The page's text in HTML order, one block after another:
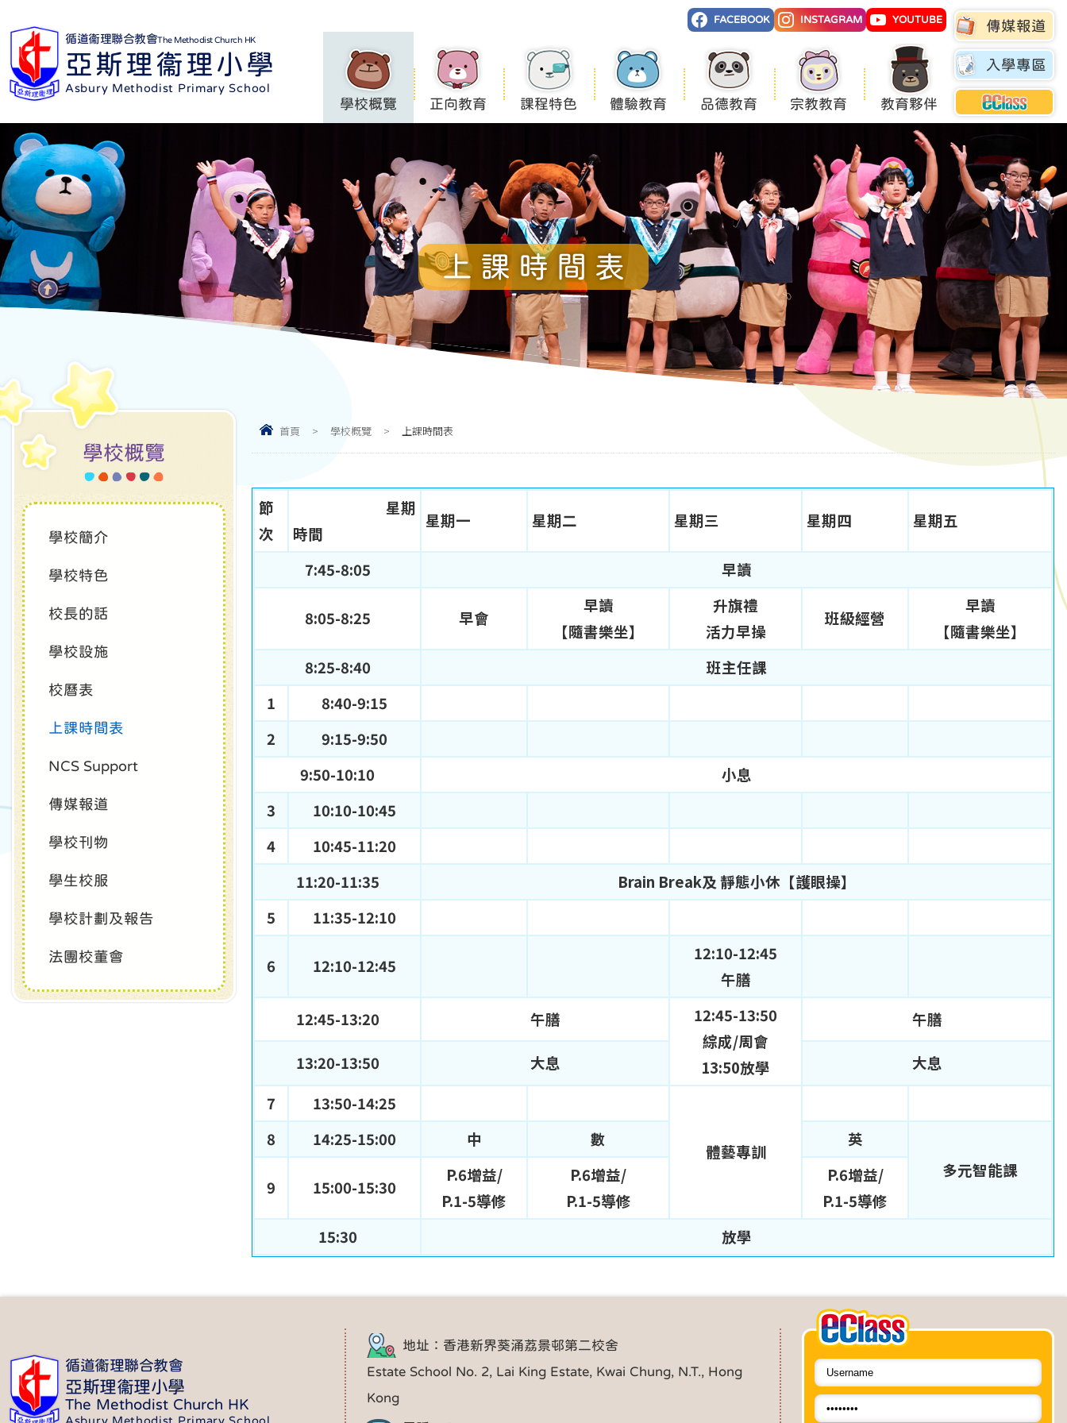
循道衞理聯合教會The Methodist Church HK
亞斯理衞理小學
Asbury Methodist Primary School
傳媒報道
入學專區
FACEBOOK INSTAGRAM YOUTUBE
學校概覽 正向教育 課程特色 體驗教育 品德教育 宗教教育 教育夥伴
上課時間表
首頁 > 學校概覽 > 上課時間表
節
次
星期
時間
星期一 星期二 星期三 星期四 星期五
7:45-8:05 早讀
8:05-8:25 早會
早讀
【隨書樂坐】
升旗禮
活力早操
班級經營
早讀
【隨書樂坐】
8:25-8:40
班主任課
1
8:40-9:15
2
9:15-9:50
9:50-10:10
小息
3
10:10-10:45
4
10:45-11:20
11:20-11:35
Brain Break及 靜態小休【護眼操】
5
11:35-12:10
6 12:10-12:45
12:10-12:45
午膳
12:45-13:20
午膳
12:45-13:50
綜成/周會
13:50放學
午膳
13:20-13:50 大息
大息
7
13:50-14:25
體藝專訓
8 14:25-15:00 中 數
英
多元智能課
9
15:00-15:30
P.6增益/
P.1-5導修
P.6增益/
P.1-5導修
P.6增益/
P.1-5導修
15:30
放學
學校概覽
學校簡介
學校特色
校長的話
學校設施
校曆表
上課時間表
NCS Support
傳媒報道
學校刊物
學生校服
學校計劃及報告
法團校董會
循道衞理聯合教會
亞斯理衞理小學
The Methodist Church HK
Asbury Methodist Primary School
地址：香港新界葵涌荔景邨第二校舍
Estate School No. 2, Lai King Estate, Kwai Chung, N.T., Hong
Kong